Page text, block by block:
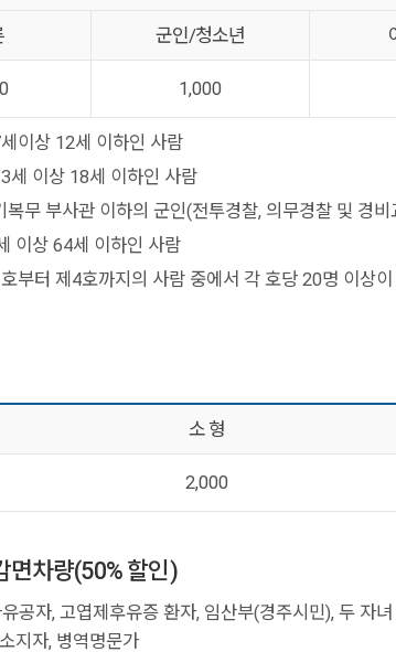
군인/청소년
1,000
이상 12세 이하인 사람
세 이상 18세 이하인 사람
복무 부사관 이하의 군인(전투경찰, 의무경찰 및 경
이상 64세 이하인 사람
부터 제4호까지의 사람 중에서 각 호당 20명 이상
소 형
2,000
면차량(50% 할인)
공자, 고엽제후유증 환자, 임산부(경주시민), 두 자
지자, 병역명문가